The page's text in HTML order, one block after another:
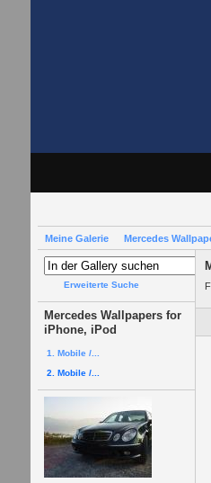
Meine Galerie Mercedes
Erweiterte Suche
Mercedes Wallpapers for
iPhone, iPod
1. Mobile /...
2. Mobile /...